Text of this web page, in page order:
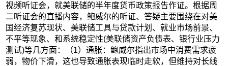
视频听证会，就美联储的半年度货币政策报告作证。根据周
二听证会的直播内容，鲍威尔的听证、答疑主要围绕在对美
国经济复苏现状、美联储工具与贷款计划、就业市场前景、
不平等现象、和系统稳定性(美联储资产负债表、银行业压力
测试)等几方面：（1）通胀：鲍威尔指出市场中消费需求疲
弱，物价下滑，这也导致通胀表现临时走软，但维持对长线